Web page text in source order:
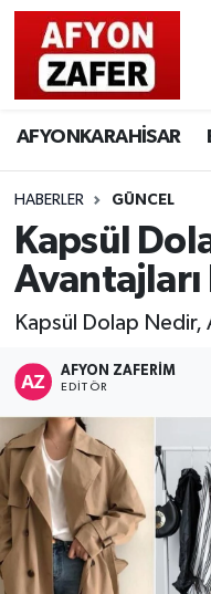
AFYONKARAHİSAR
HABERLER GÜNCEL
Kapsül
Kapsül Dolap Nedir,
AFYON ZAFERİM
EDITÖR